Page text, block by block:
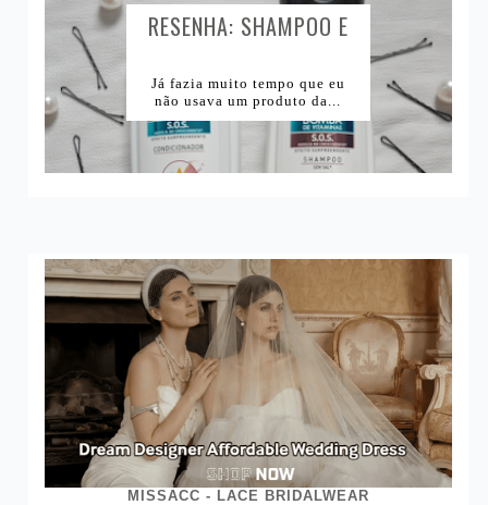
RESENHA: SHAMPOO E
DE VITAMINAS SKALA...
Já fazia muito tempo que eu
não usava um produto da...
MISSACC - LACE BRIDALWEAR